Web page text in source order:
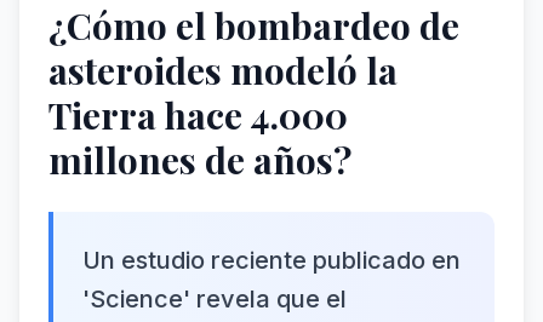
¿Cómo el bombardeo de
asteroides modeló la
Tierra hace 4.000
millones de años?
Un estudio reciente publicado en
'Science' revela que el